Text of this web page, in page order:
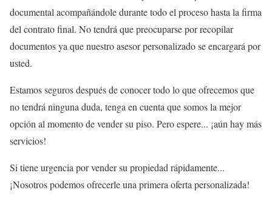
documental acompañándole durante todo el proceso hasta la firma
del contrato final. No tendrá que preocuparse por recopilar
documentos ya que nuestro asesor personalizado se encargará por
usted.
Estamos seguros después de conocer todo lo que ofrecemos que
no tendrá ninguna duda, tenga en cuenta que somos la mejor
opción al momento de vender su piso. Pero espere... ¡aún hay más
servicios!
Si tiene urgencia por vender su propiedad rápidamente...
¡Nosotros podemos ofrecerle una primera oferta personalizada!